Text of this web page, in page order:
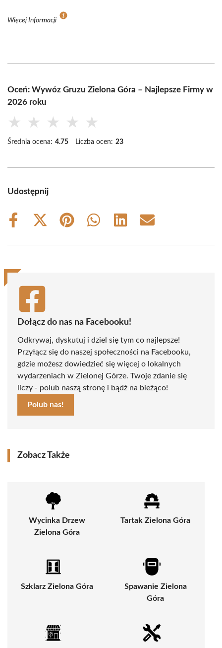
Więcej Informacji
Oceń: Wywóz Gruzu Zielona Góra – Najlepsze Firmy w
2026 roku
★ ★ ★ ★ ★
Średnia ocena: 4.75 Liczba ocen: 23
Udostępnij
Share
Share
(Twitter)
Share
Share
Share
Share
Dołącz do nas na Facebooku!
Odkrywaj, dyskutuj i dziel się tym co najlepsze!
Przyłącz się do naszej społeczności na Facebooku,
gdzie możesz dowiedzieć się więcej o lokalnych
wydarzeniach w Zielonej Górze. Twoje zdanie się
liczy - polub naszą stronę i bądź na bieżąco!
Polub nas!
Zobacz Także
Wycinka Drzew
Zielona Góra
Tartak Zielona Góra
Szklarz Zielona Góra
Spawanie Zielona
Góra